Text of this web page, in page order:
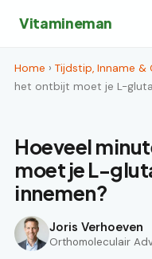
Vitamineman
Home › Tijdstip, Inname &
het ontbijt moet je L-
Hoeveel
moet je L-
innemen?
Joris Verhoeven
Orthomoleculair